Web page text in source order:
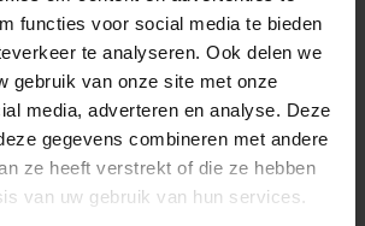
functies voor social media te bieden
te analyseren. Ook delen we
gebruik van onze site met onze
media, adverteren en analyse. Deze
gegevens combineren met andere
ze heeft verstrekt of die ze hebben
van uw gebruik van hun services.
PRODUKTE